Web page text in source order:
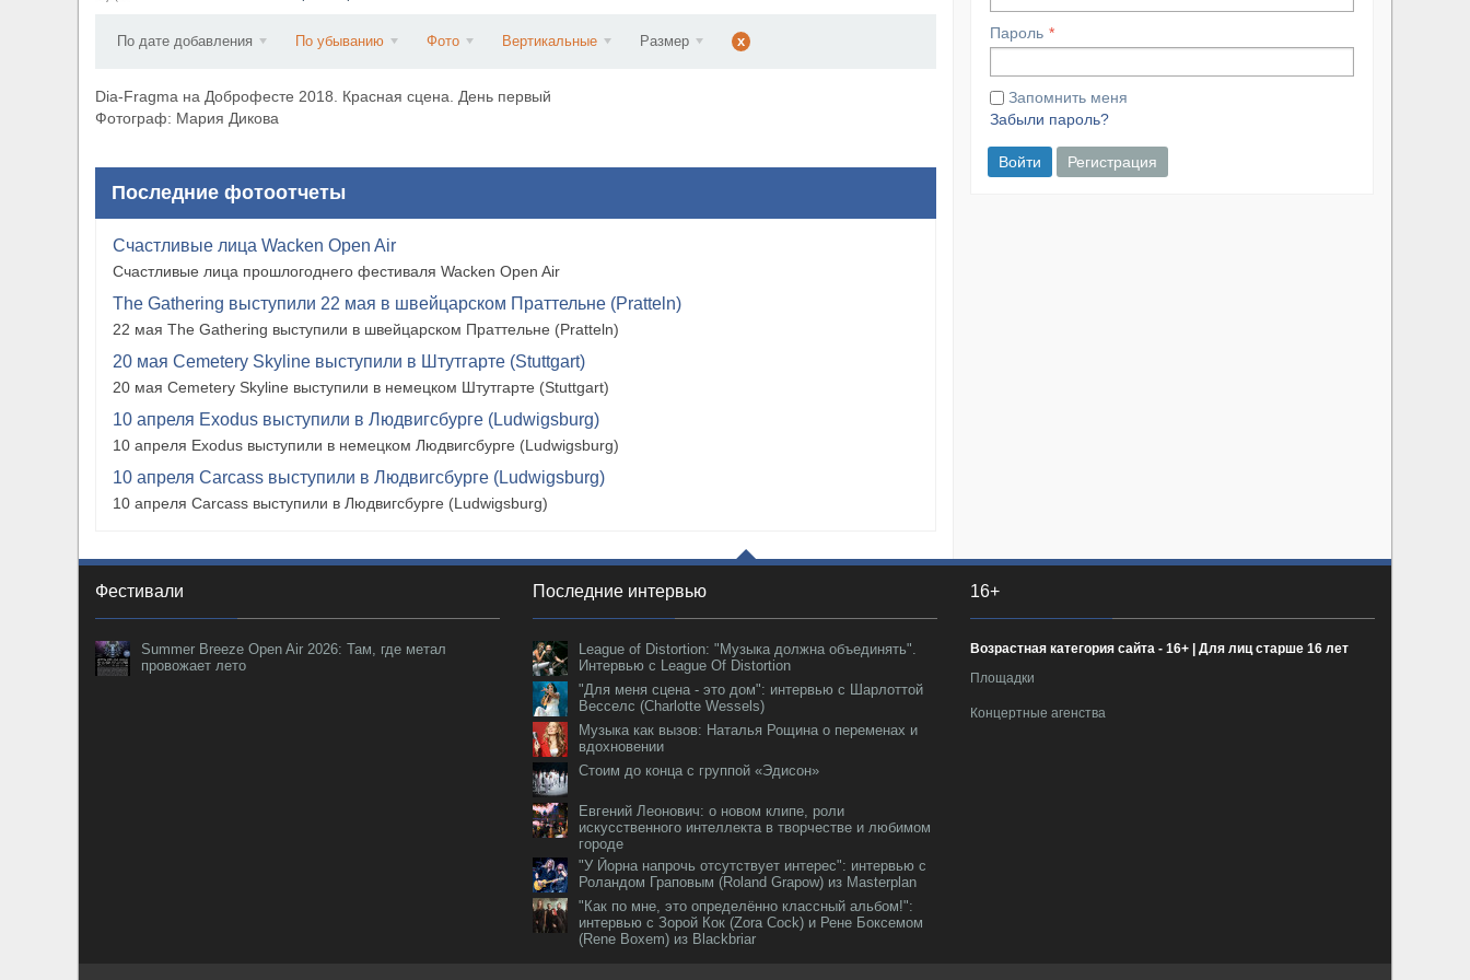
По дате добавления По убыванию Фото Вертикальные Размер x
Dia-Fragma на Доброфесте 2018. Красная сцена. День первый
Фотограф: Мария Дикова
Последние фотоотчеты
Счастливые лица Wacken Open Air
Счастливые лица прошлогоднего фестиваля Wacken Open Air
The Gathering выступили 22 мая в швейцарском Праттельне (Pratteln)
22 мая The Gathering выступили в швейцарском Праттельне (Pratteln)
20 мая Cemetery Skyline выступили в Штутгарте (Stuttgart)
20 мая Cemetery Skyline выступили в немецком Штутгарте (Stuttgart)
10 апреля Exodus выступили в Людвигсбурге (Ludwigsburg)
10 апреля Exodus выступили в немецком Людвигсбурге (Ludwigsburg)
10 апреля Carcass выступили в Людвигсбурге (Ludwigsburg)
10 апреля Carcass выступили в Людвигсбурге (Ludwigsburg)
Пароль
Запомнить меня
Забыли пароль?
Войти Регистрация
Фестивали
Summer Breeze Open Air 2026: Там, где метал
провожает лето
Последние интервью
League of Distortion: "Музыка должна объединять".
Интервью с League Of Distortion
"Для меня сцена - это дом": интервью с Шарлоттой
Весселс (Charlotte Wessels)
Музыка как вызов: Наталья Рощина о переменах и
вдохновении
Стоим до конца с группой «Эдисон»
Евгений Леонович: о новом клипе, роли
искусственного интеллекта в творчестве и любимом
городе
"У Йорна напрочь отсутствует интерес": интервью с
Роландом Граповым (Roland Grapow) из Masterplan
"Как по мне, это определённо классный альбом!":
интервью с Зорой Кок (Zora Cock) и Рене Боксемом
(Rene Boxem) из Blackbriar
16+
Возрастная категория сайта - 16+ | Для лиц старше 16 лет
Площадки
Концертные агенства